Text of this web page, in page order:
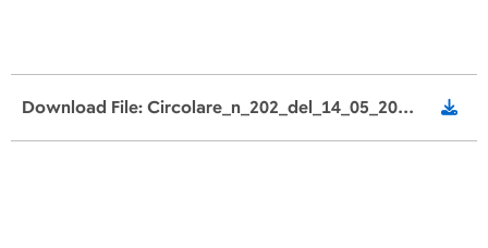
Download File: Circolare_n_202_del_14_05_2026_Convocazione_Consiglio_d_Intersezione.pdf